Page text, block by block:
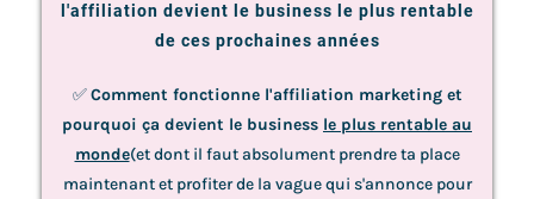
l'affiliation devient le business le plus rentable
de ces prochaines années
​✅Comment fonctionne l'affiliation marketing et
pourquoi ça devient le business le plus rentable au
monde(et dont il faut absolument prendre ta place
maintenant et profiter de la vague qui s'annonce pour